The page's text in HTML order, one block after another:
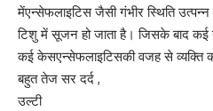
मेंएन्सेफलाइटिस जैसी गंभीर स्थिति
टिशु में सूजन हो जाता है। जिसके बाद कई
कई केसएन्सेफलाइटिसकी वजह से व्यक्ति की
बहुत तेज सर दर्द ,
उल्टी